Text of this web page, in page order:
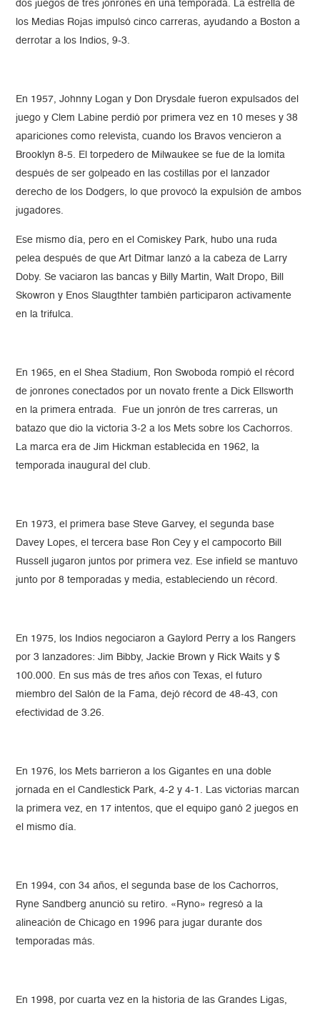
dos juegos de tres jonrones en una temporada. La estrella de
los Medias Rojas impulsó cinco carreras, ayudando a Boston a
derrotar a los Indios, 9-3.
En 1957, Johnny Logan y Don Drysdale fueron expulsados del
juego y Clem Labine perdió por primera vez en 10 meses y 38
apariciones como relevista, cuando los Bravos vencieron a
Brooklyn 8-5. El torpedero de Milwaukee se fue de la lomita
después de ser golpeado en las costillas por el lanzador
derecho de los Dodgers, lo que provocó la expulsión de ambos
jugadores.
Ese mismo día, pero en el Comiskey Park, hubo una ruda
pelea después de que Art Ditmar lanzó a la cabeza de Larry
Doby. Se vaciaron las bancas y Billy Martin, Walt Dropo, Bill
Skowron y Enos Slaugthter también participaron activamente
en la trifulca.
En 1965, en el Shea Stadium, Ron Swoboda rompió el récord
de jonrones conectados por un novato frente a Dick Ellsworth
en la primera entrada. Fue un jonrón de tres carreras, un
batazo que dio la victoria 3-2 a los Mets sobre los Cachorros.
La marca era de Jim Hickman establecida en 1962, la
temporada inaugural del club.
En 1973, el primera base Steve Garvey, el segunda base
Davey Lopes, el tercera base Ron Cey y el campocorto Bill
Russell jugaron juntos por primera vez. Ese infield se mantuvo
junto por 8 temporadas y media, estableciendo un récord.
En 1975, los Indios negociaron a Gaylord Perry a los Rangers
por 3 lanzadores: Jim Bibby, Jackie Brown y Rick Waits y $
100.000. En sus más de tres años con Texas, el futuro
miembro del Salón de la Fama, dejó récord de 48-43, con
efectividad de 3.26.
En 1976, los Mets barrieron a los Gigantes en una doble
jornada en el Candlestick Park, 4-2 y 4-1. Las victorias marcan
la primera vez, en 17 intentos, que el equipo ganó 2 juegos en
el mismo día.
En 1994, con 34 años, el segunda base de los Cachorros,
Ryne Sandberg anunció su retiro. «Ryno» regresó a la
alineación de Chicago en 1996 para jugar durante dos
temporadas más.
En 1998, por cuarta vez en la historia de las Grandes Ligas,